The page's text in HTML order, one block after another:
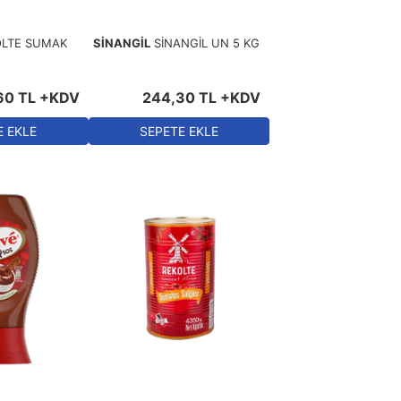
SUMAK
TL+KDV
EKLE
SİNANGİL SİNANGİL UN 5 KG
244,30 TL +KDV
SEPETE EKLE